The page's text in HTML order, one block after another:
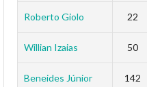
Roberto Giolo 22
Willian Izaias 50
Beneides Júnior 142